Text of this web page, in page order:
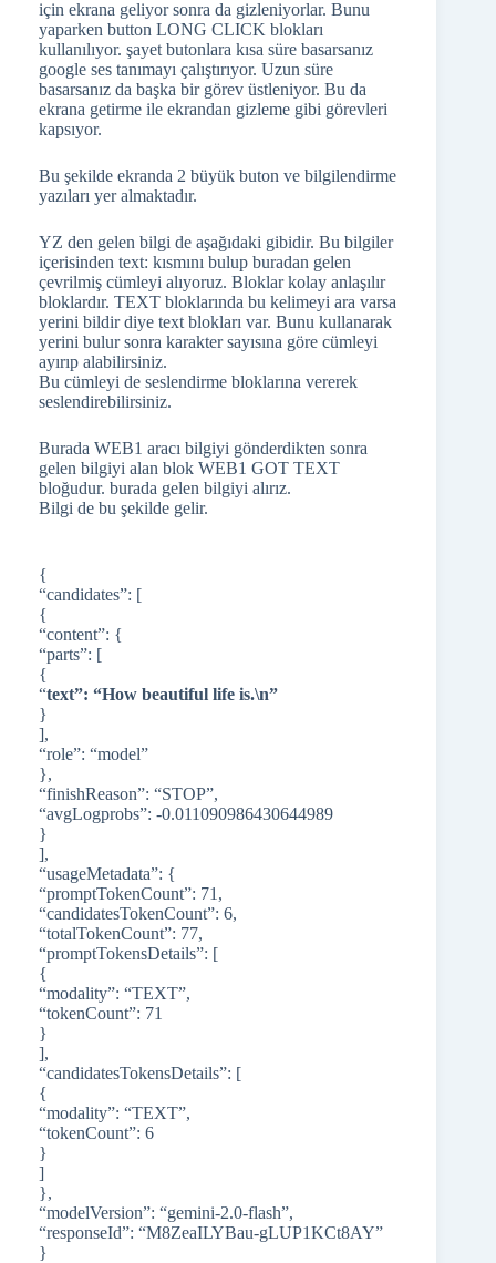
için ekrana geliyor sonra da gizleniyorlar. Bunu
yaparken button LONG CLICK blokları
kullanılıyor. şayet butonlara kısa süre basarsanız
google ses tanımayı çalıştırıyor. Uzun süre
basarsanız da başka bir görev üstleniyor. Bu da
ekrana getirme ile ekrandan gizleme gibi görevleri
kapsıyor.
Bu şekilde ekranda 2 büyük buton ve bilgilendirme
yazıları yer almaktadır.
YZ den gelen bilgi de aşağıdaki gibidir. Bu bilgiler
içerisinden text: kısmını bulup buradan gelen
çevrilmiş cümleyi alıyoruz. Bloklar kolay anlaşılır
bloklardır. TEXT bloklarında bu kelimeyi ara varsa
yerini bildir diye text blokları var. Bunu kullanarak
yerini bulur sonra karakter sayısına göre cümleyi
ayırıp alabilirsiniz.
Bu cümleyi de seslendirme bloklarına vererek
seslendirebilirsiniz.
Burada WEB1 aracı bilgiyi gönderdikten sonra
gelen bilgiyi alan blok WEB1 GOT TEXT
bloğudur. burada gelen bilgiyi alırız.
Bilgi de bu şekilde gelir.
{
“candidates”: [
{
“content”: {
“parts”: [
{
“text”: “How beautiful life is.\n”
}
],
“role”: “model”
},
“finishReason”: “STOP”,
“avgLogprobs”: -0.011090986430644989
}
],
“usageMetadata”: {
“promptTokenCount”: 71,
“candidatesTokenCount”: 6,
“totalTokenCount”: 77,
“promptTokensDetails”: [
{
“modality”: “TEXT”,
“tokenCount”: 71
}
],
“candidatesTokensDetails”: [
{
“modality”: “TEXT”,
“tokenCount”: 6
}
]
},
“modelVersion”: “gemini-2.0-flash”,
“responseId”: “M8ZeaILYBau-gLUP1KCt8AY”
}